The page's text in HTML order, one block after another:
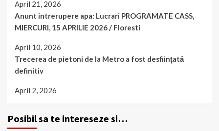
April 21, 2026
Anunt intrerupere apa: Lucrari PROGRAMATE CASS,
MIERCURI, 15 APRILIE 2026 / Floresti
April 10, 2026
Trecerea de pietoni de la Metro a fost desființată
definitiv
April 2, 2026
Posibil sa te intereseze si…